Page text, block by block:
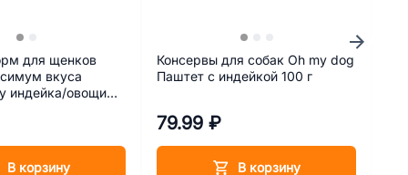
для щенков
вкуса
индейка/овощи
В корзину
Консервы для собак Oh my dog
Паштет с индейкой 100 г
79.99 ₽
В корзину